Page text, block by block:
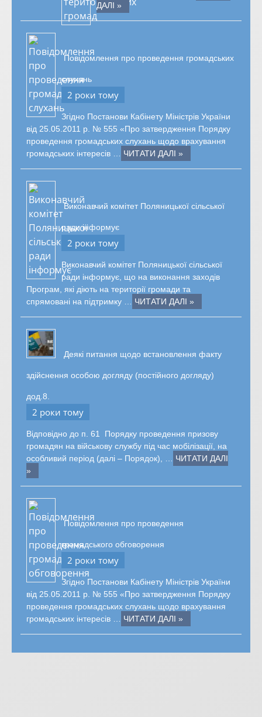
ДАЛІ »
Повідомлення про проведення громадських
слухань
2 роки тому
Згідно Постанови Кабінету Міністрів України
від 25.05.2011 р. № 555 «Про затвердження Порядку
проведення громадських слухань щодо врахування
громадських інтересів …
ЧИТАТИ ДАЛІ »
Виконавчий комітет Поляницької сільської
ради інформує
2 роки тому
Виконавчий комітет Поляницької сільської
ради інформує, що на виконання заходів
Програм, які діють на території громади та
спрямовані на підтримку …
ЧИТАТИ ДАЛІ »
Деякі питання щодо встановлення факту
здійснення особою догляду (постійного догляду)
дод.8.
2 роки тому
Відповідно до п. 61 Порядку проведення призову
громадян на військову службу під час мобілізації, на
особливий період (далі – Порядок), …
ЧИТАТИ ДАЛІ
»
Повідомлення про проведення
громадського обговорення
2 роки тому
Згідно Постанови Кабінету Міністрів України
від 25.05.2011 р. № 555 «Про затвердження Порядку
проведення громадських слухань щодо врахування
громадських інтересів …
ЧИТАТИ ДАЛІ »